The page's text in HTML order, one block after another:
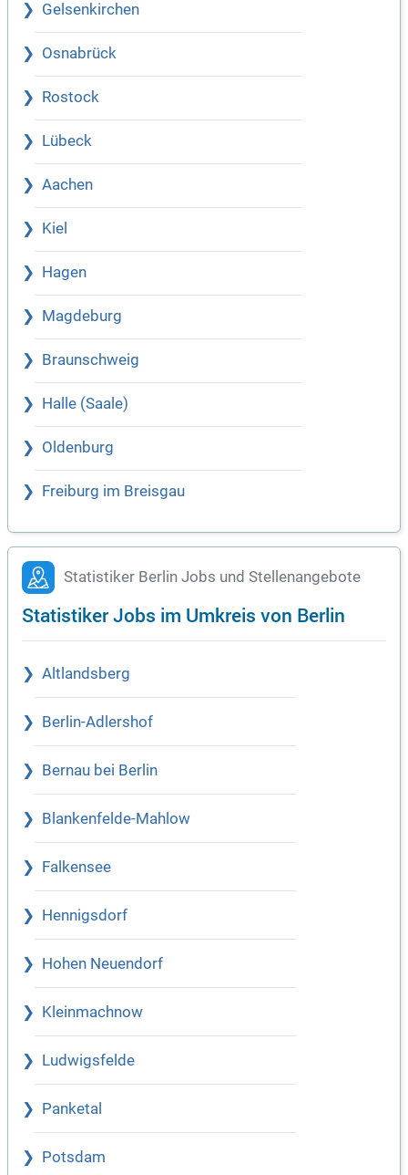
Gelsenkirchen
Osnabrück
Rostock
Lübeck
Aachen
Kiel
Hagen
Magdeburg
Braunschweig
Halle (Saale)
Oldenburg
Freiburg im Breisgau
Statistiker Berlin Jobs und Stellenangebote
Statistiker Jobs im Umkreis von Berlin
Altlandsberg
Berlin-Adlershof
Bernau bei Berlin
Blankenfelde-Mahlow
Falkensee
Hennigsdorf
Hohen Neuendorf
Kleinmachnow
Ludwigsfelde
Panketal
Potsdam